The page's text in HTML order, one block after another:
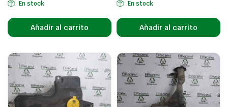
En stock
Añadir al carrito
En stock
Añadir al carrito